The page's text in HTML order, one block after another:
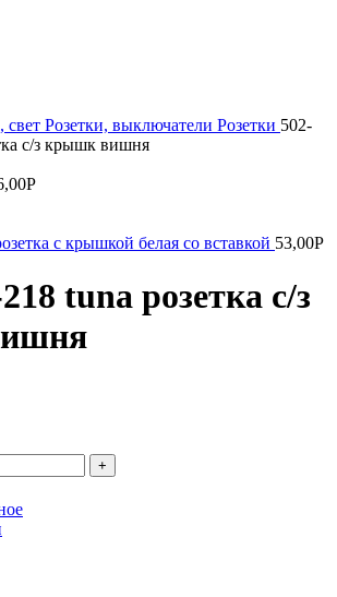
свет Розетки, выключатели Розетки 502-
с/з крышк вишня
Р
с крышкой белая со вставкой 53,00Р
tuna розетка с/з